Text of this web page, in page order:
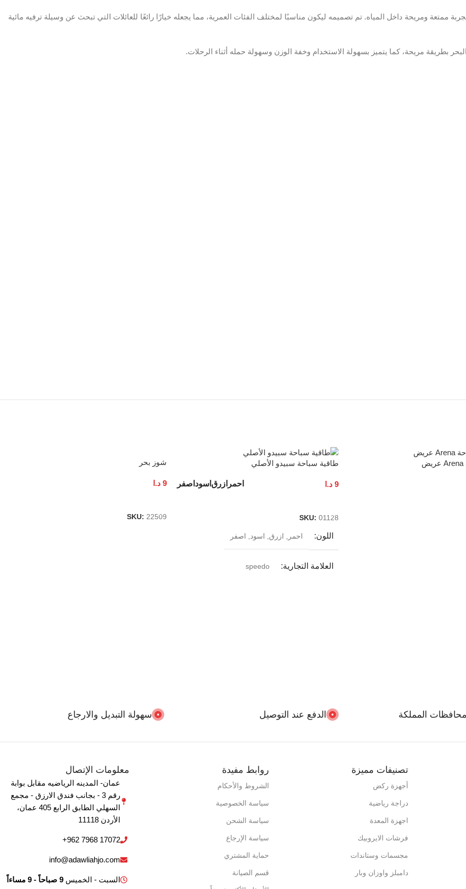
ممتعة ومريحة داخل المياه. تم تصميمه ليكون مناسبًا لمختلف الفئات العمرية، مما يجعله خيارًا رائعًا للعائلات التي تبحث عن وسيلة ترفيه مائية
بطريقة مريحة، كما يتميز بسهولة الاستخدام وخفة الوزن وسهولة حمله أثناء الرحلات.
طاقية سباحة سبيدو الأصلي
9 د.ا احمر ازرق اسود اصفر
SKU: 01128
اللون احمر ازرق اسود اصفر
العلامة التجارية speedo
شوز بحر
9 د.ا
SKU: 22509
المملكة الدفع عند التوصيل سهولة التبديل والارجاع
تصنيفات مميزة
أجهزة ركض
دراجة رياضية
اجهزة المعدة
فرشات الايروبيك
مجسمات وستاندات
دامبلز واوزان وبار
روابط مفيدة
الشروط والأحكام
سياسة الخصوصية
سياسة الشحن
سياسة الإرجاع
حماية المشتري
قسم الصيانة
معلومات الإتصال
عمان- المدينه الرياضيه مقابل بوابة
رقم 3 - بجانب فندق الارزق - مجمع
السهلي الطابق الرابع 405 ‏عمان‏،
‏الأردن‏ 11118
+962 7968 17072
info@adawliahjo.com
السبت - الخميس 9 صباحاً - 9 مساءاً